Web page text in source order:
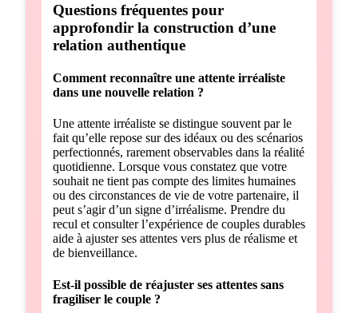
Questions fréquentes pour
approfondir la construction d’une
relation authentique
Comment reconnaître une attente irréaliste
dans une nouvelle relation ?
Une attente irréaliste se distingue souvent par le
fait qu’elle repose sur des idéaux ou des scénarios
perfectionnés, rarement observables dans la réalité
quotidienne. Lorsque vous constatez que votre
souhait ne tient pas compte des limites humaines
ou des circonstances de vie de votre partenaire, il
peut s’agir d’un signe d’irréalisme. Prendre du
recul et consulter l’expérience de couples durables
aide à ajuster ses attentes vers plus de réalisme et
de bienveillance.
Est-il possible de réajuster ses attentes sans
fragiliser le couple ?